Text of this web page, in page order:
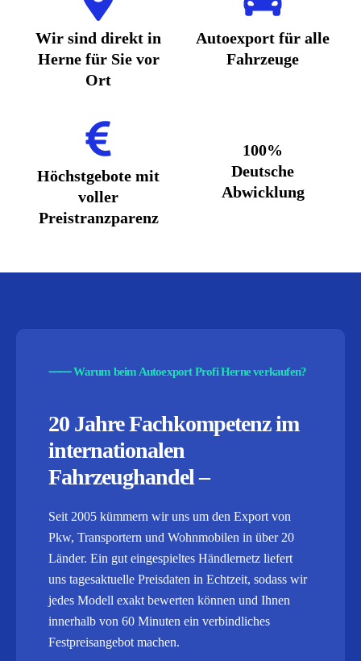
Wir sind direkt in
Herne für Sie vor
Ort
Autoexport für alle
Fahrzeuge
Höchstgebote mit
voller
Preistranzparenz
100%
Deutsche
Abwicklung
⸺Warum beim Autoexport Profi Herne verkaufen?
20 Jahre Fachkompetenz im
internationalen
Fahrzeughandel –
Seit 2005 kümmern wir uns um den Export von
Pkw, Transportern und Wohnmobilen in über 20
Länder. Ein gut eingespieltes Händlernetz liefert
uns tagesaktuelle Preisdaten in Echtzeit, sodass wir
jedes Modell exakt bewerten können und Ihnen
innerhalb von 60 Minuten ein verbindliches
Festpreisangebot machen.